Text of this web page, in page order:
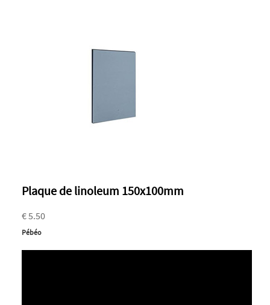
Plaque de linoleum 150x100mm
€ 5.50
Pébéo